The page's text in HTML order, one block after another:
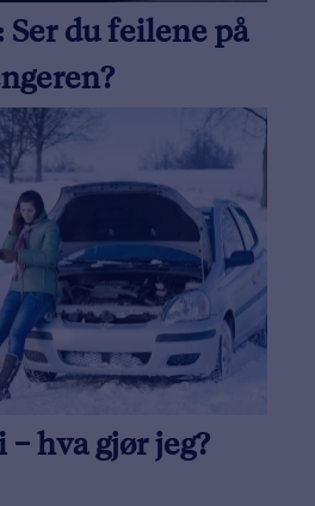
Ser du feilene på
hva gjør jeg?